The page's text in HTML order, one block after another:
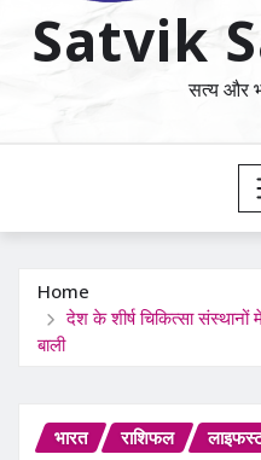
Satvik
सत्य और
Home
देश के शीर्ष चिकित्सा
बाली
भारत राशिफल